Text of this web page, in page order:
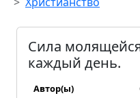
Сила
каждый день.
Автор(ы)